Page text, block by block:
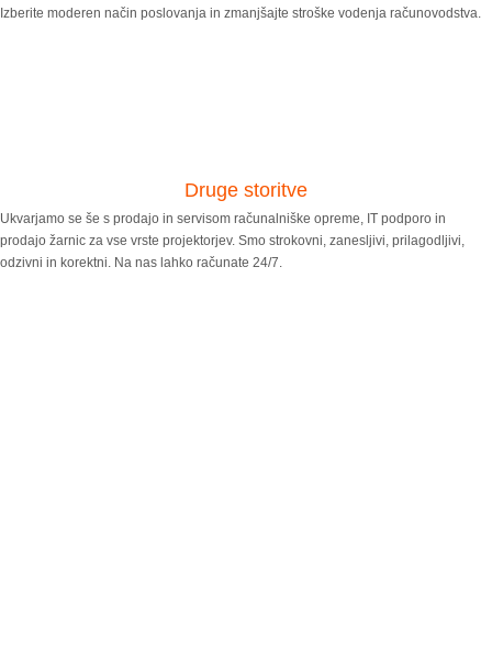
Izberite moderen način poslovanja in zmanjšajte stroške vodenja računovodstva.
Druge storitve
Ukvarjamo se še s prodajo in servisom računalniške opreme, IT podporo in
prodajo žarnic za vse vrste projektorjev. Smo strokovni, zanesljivi, prilagodljivi,
odzivni in korektni. Na nas lahko računate 24/7.